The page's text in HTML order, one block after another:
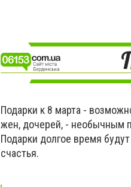
Подарки к 8 марта -
жен, дочерей, - необычным
Подарки долгое время
счастья.